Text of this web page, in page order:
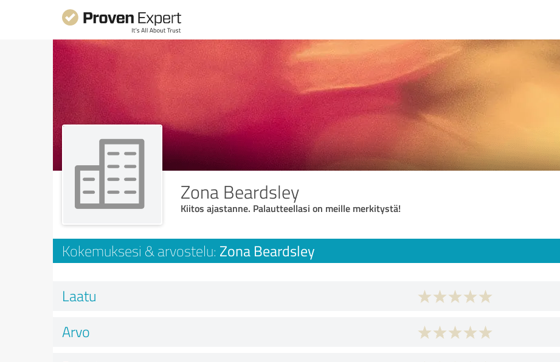
Zona Beardsley
Kiitos ajastanne. Palautteellasi on meille merkitystä!
Kokemuksesi & arvostelu: Zona Beardsley
Laatu
Arvo